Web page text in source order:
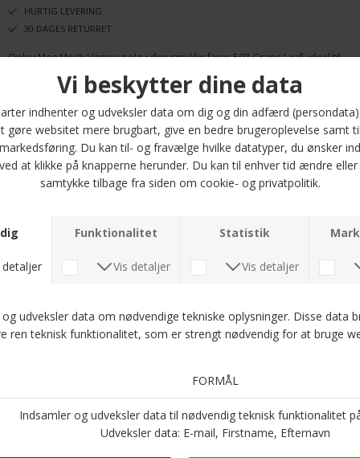
HURTIG LEVERING
30 DAGES RETURRET
Oplev Mos Mosh Harvey polo i den smukke farve 507 Grape Leaf, ideel til
pasform, der sikrer en behagelig og afslappet følelse hele dagen. Den
klassiske krave og korte ærmer giver et tidløst look, der nemt kan styles
med både chinos og jeans.
Poloen er fremstillet i en lækker blanding af 65% bomuld, 30% polyamid og
5% elastan, hvilket giver en blød og strækbar kvalitet. Denne kombination
sikrer ikke kun komfort, men også bevægelsesfrihed, så du kan føle dig
godt tilpas uanset aktiviteten.
Optjen 5 procent rabat på alle din køb